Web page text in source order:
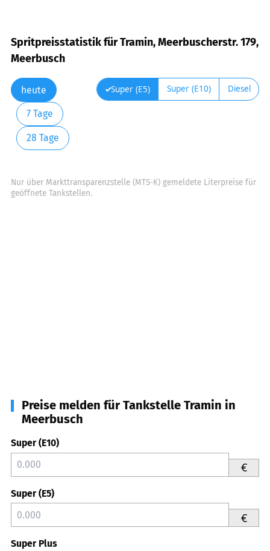
Spritpreisstatistik für Tramin, Meerbuscherstr. 179,
Meerbusch
heute
7 Tage
28 Tage
Super (E5) Super (E10) Diesel
Nur über Markttransparenzstelle (MTS-K) gemeldete Literpreise für
geöffnete Tankstellen.
Preise melden für Tankstelle Tramin in
Meerbusch
Super (E10)
€
Super (E5)
€
Super Plus